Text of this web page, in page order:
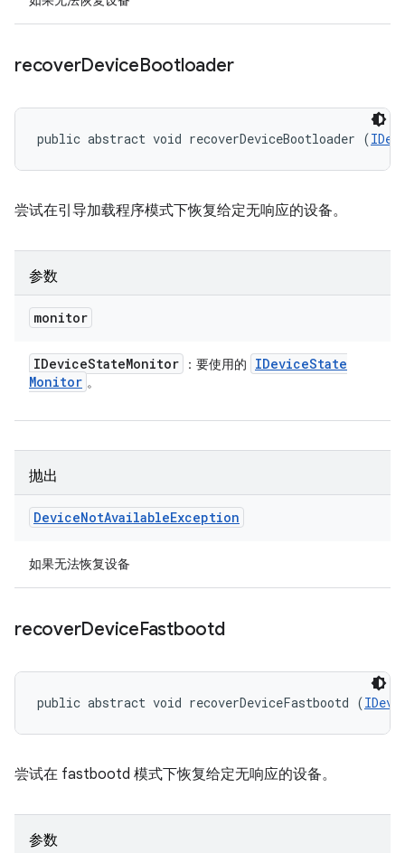
recoverDeviceBootloader
public abstract void recoverDeviceBootloader (
尝试在引导加载程序模式下恢复给定无响应的设备。
参数
monitor
IDeviceStateMonitor ：要使用的 IDeviceState
Monitor 。
抛出
DeviceNotAvailableException
如果无法恢复设备
recoverDeviceFastbootd
public abstract void recoverDeviceFastbootd (
尝试在 fastbootd 模式下恢复给定无响应的设备。
参数